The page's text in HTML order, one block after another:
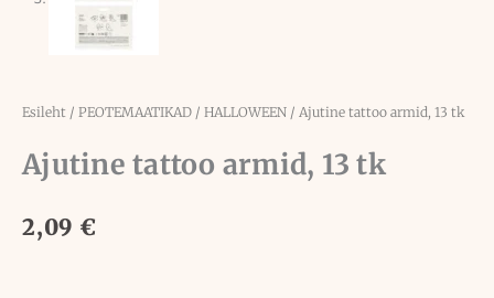
Esileht / PEOTEMAATIKAD / HALLOWEEN / Ajutine tattoo armid, 13 tk
Ajutine tattoo armid, 13 tk
2,09 €